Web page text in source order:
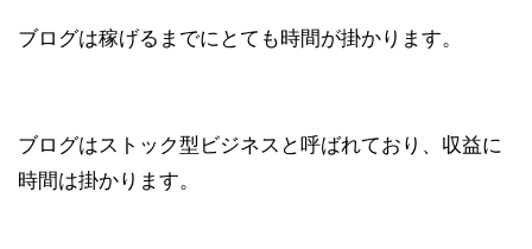
ブログは稼げるまでにとても時間が掛かります。
ブログはストック型ビジネスと呼ばれており、収益に
時間は掛かります。